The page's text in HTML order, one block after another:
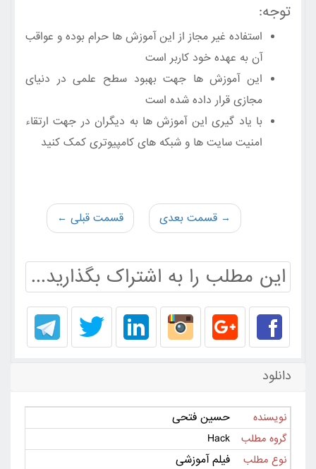
توجه:
استفاده غیر مجاز از این آموزش ها حرام بوده و عواقب
آن به عهده خود کاربر است
این آموزش ها جهت بهبود سطح علمی در دنیای
مجازی قرار داده شده است
با یاد گیری این آموزش ها به دیگران در جهت ارتقاء
امنیت سایت ها و شبکه های کامپیوتری کمک کنید
قسمت قبلی ← → قسمت بعدی
این مطلب را به اشتراک بگذارید...
دانلود
نویسنده حسین فتحی
گروه مطلب Hack
نوع مطلب فیلم آموزشی